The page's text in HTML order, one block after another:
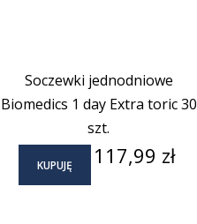
Soczewki jednodniowe
Biomedics 1 day Extra toric 30
szt.
KUPUJĘ Cena
117,99 zł